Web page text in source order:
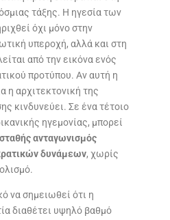
τάξης. Η ηγεσία των
όχι μόνο στην
υπεροχή, αλλά και στη
από την εικόνα ενός
προτύπου. Αν αυτή η
η αρχιτεκτονική της
κινδυνεύει. Σε ένα τέτοιο
ηγεμονίας, μπορεί
ανταγωνισμός
δυνάμεων, χωρίς
να σημειωθεί ότι η
διαθέτει υψηλό βαθμό